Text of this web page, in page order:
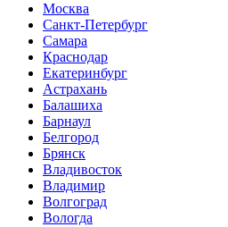
Москва
Санкт-Петербург
Самара
Краснодар
Екатеринбург
Астрахань
Балашиха
Барнаул
Белгород
Брянск
Владивосток
Владимир
Волгоград
Вологда